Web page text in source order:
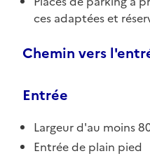
ces adaptées et
Chemin vers
Entrée
Largeur d'au moins
Entrée de plain pied